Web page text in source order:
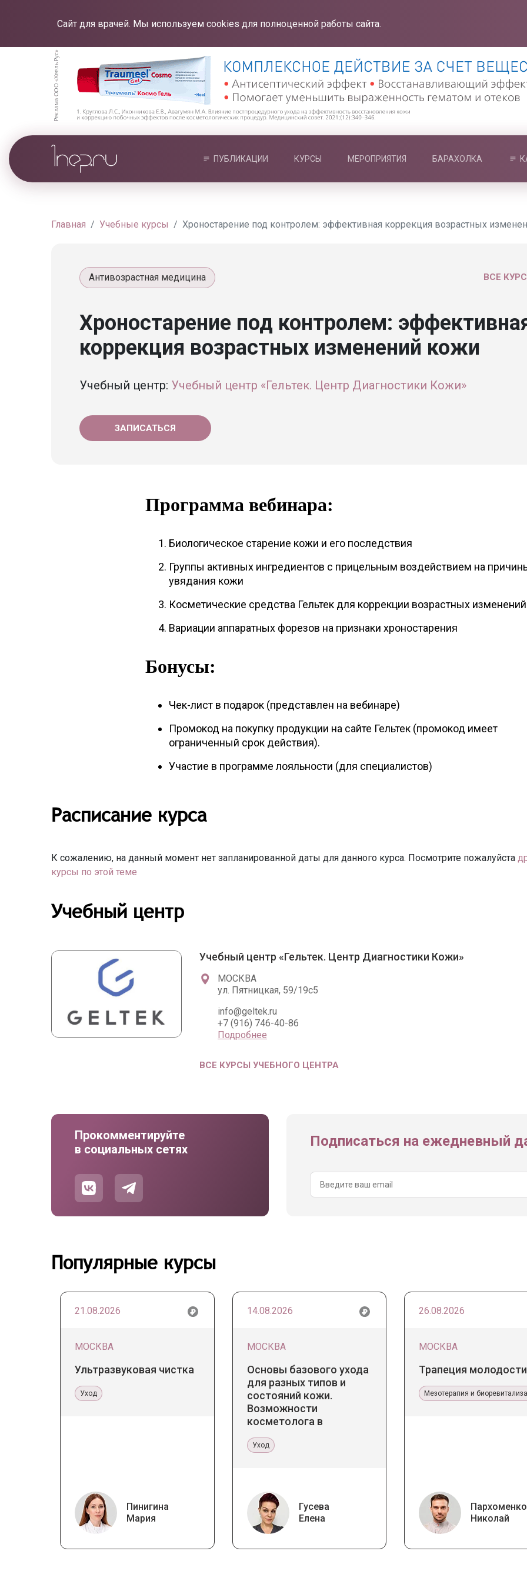
Сайт для врачей. Мы используем cookies для полноценной работы сайта.
ПУБЛИКАЦИИ КУРСЫ МЕРОПРИЯТИЯ БАРАХОЛКА
Главная Учебные курсы Хроностарение под контролем: эффективная коррекция возрастных
ВСЕ
Антивозрастная медицина
Хроностарение под контролем:
коррекция возрастных изменений кожи
Учебный центр: Учебный центр «Гельтек. Центр Диагностики Кожи»
ЗАПИСАТЬСЯ
Программа вебинара:
Биологическое старение кожи и его последствия
Группы активных ингредиентов с прицельным воздействием на
увядания кожи
Косметические средства Гельтек для коррекции возрастных изменений
Вариации аппаратных форезов на признаки хроностарения
Бонусы:
Чек-лист в подарок (представлен на вебинаре)
Промокод на покупку продукции на сайте Гельтек (промокод имеет
ограниченный срок действия).
Участие в программе лояльности (для специалистов)
Расписание курса
К сожалению, на данный момент нет запланированной даты для данного курса. Посмотрите пожалуйста
курсы по этой теме
Учебный центр
Учебный центр «Гельтек. Центр Диагностики Кожи»
МОСКВА
ул. Пятницкая, 59/19c5
info@geltek.ru
+7 (916) 746-40-86
Подробнее
ВСЕ КУРСЫ УЧЕБНОГО ЦЕНТРА
Прокомментируйте
в социальных сетях
Подписаться на ежедневный
Популярные курсы
21.08.2026
МОСКВА
Ультразвуковая чистка
Уход
Пинигина
Мария
14.08.2026
МОСКВА
Основы базового ухода
для разных типов и
состояний кожи.
Возможности
косметолога в
Уход
Гусева
Елена
26.08.2026
МОСКВА
Трапеция молодости
Мезотерапия и
Пархоменко
Николай